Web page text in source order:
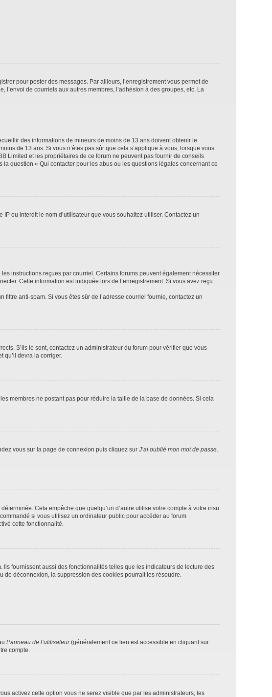
pour poster des messages. Par ailleurs, l’enregistrement vous permet de
de courriels aux autres membres, l’adhésion à des groupes, etc. La
des informations de mineurs de moins de 13 ans doivent obtenir le
de 13 ans. Si vous n’êtes pas sûr que cela s’applique à vous, lorsque vous
Limited et les propriétaires de ce forum ne peuvent pas fournir de conseils
question « Qui contacter pour les abus ou les questions légales concernant ce
ou interdit le nom d’utilisateur que vous souhaitez utiliser. Contactez un
instructions reçues par courriel. Certains forums peuvent également nécessiter
Cette information est indiquée lors de l’enregistrement. Si vous avez reçu
anti-spam. Si vous êtes sûr de l’adresse courriel fournie, contactez un
S’ils le sont, contactez un administrateur du forum pour vérifier que vous
qu’il devra la corriger.
membres ne postant pas pour réduire la taille de la base de données. Si cela
vous sur la page de connexion puis cliquez sur J’ai oublié mon mot de passe.
Cela empêche que quelqu’un d’autre utilise votre compte à votre insu
si vous utilisez un ordinateur public pour accéder au forum
cette fonctionnalité.
fournissent aussi des fonctionnalités telles que les indicateurs de lecture des
de déconnexion, la suppression des cookies pourrait les résoudre.
Panneau de l’utilisateur(généralement ce lien est accessible en cliquant sur
compte.
activez cette option vous ne serez visible que par les administrateurs, les